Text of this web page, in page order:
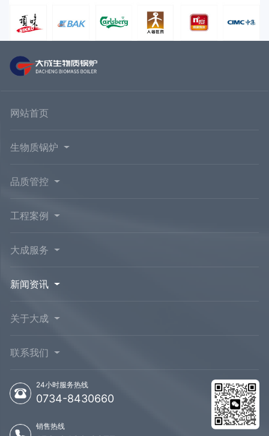
网站首页
生物质锅炉
品质管控
工程案例
大成服务
新闻资讯
关于大成
联系我们
24小时服务热线
0734-8430660
销售热线